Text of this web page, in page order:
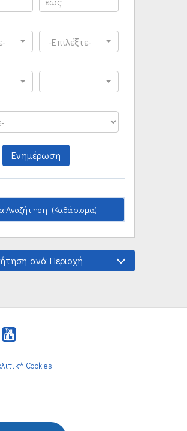
-Επιλέξτε-
Ενημέρωση
Αναζήτηση (Καθάρισμα)
ανά Περιοχή
Cookies